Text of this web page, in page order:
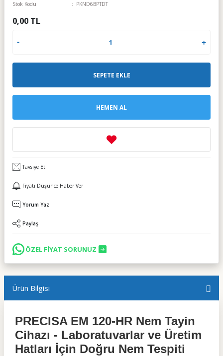
Stok Kodu
PKND6BPTDT
0,00 TL
SEPETE EKLE
HEMEN AL
Tavsiye Et
Fiyatı Düşünce Haber Ver
Yorum Yaz
Paylaş
ÖZEL FİYAT SORUNUZ
Ürün Bilgisi
PRECISA EM 120-HR Nem Tayin
Cihazı - Laboratuvarlar ve Üretim
Hatları İçin Doğru Nem Tespiti